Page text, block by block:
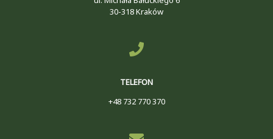
30-318 Kraków
TELEFON
+48 732 770 370